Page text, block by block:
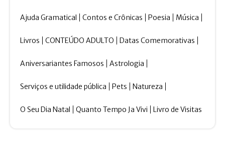
Ajuda Gramatical Contos e Crônicas Poesia Música
Livros CONTEÚDO ADULTO Datas Comemorativas
Aniversariantes Famosos Astrologia
Serviços e utilidade pública Pets Natureza
O Seu Dia Natal Quanto Tempo Ja Vivi Livro de Visitas